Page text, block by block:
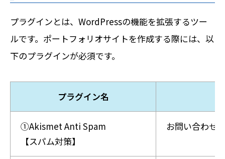
プラグインとは、WordPressの機能を拡張するツー
ルです。ポートフォリオサイトを作成する際には、以
下のプラグインが必須です。
プラグイン名
➀Akismet Anti Spam
【スパム対策】
お問い合わせ